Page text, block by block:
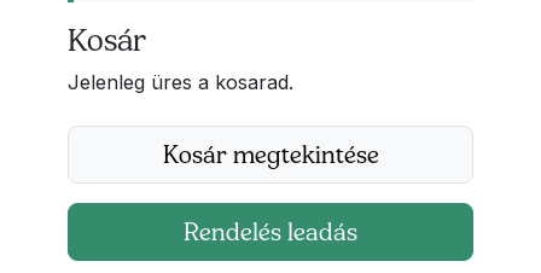
Kosár
Jelenleg üres a kosarad.
Kosár megtekintése
Rendelés leadás